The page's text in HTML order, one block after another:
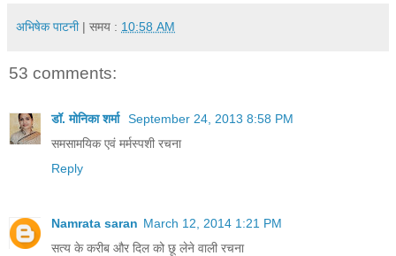
अभिषेक पाटनी | समय : 10:58 AM
53 comments:
डॉ. मोनिका शर्मा September 24, 2013 8:58 PM
समसामयिक एवं मर्मस्पशी रचना
Reply
Namrata saran March 12, 2014 1:21 PM
सत्य के करीब और दिल को छू लेने वाली रचना